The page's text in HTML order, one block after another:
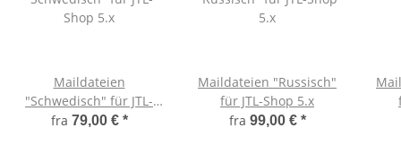
Maildateien
"Schwedisch" für JTL-
Shop 5.x
fra 79,00 € *
Maildateien "Russisch"
für JTL-Shop 5.x
fra 99,00 € *